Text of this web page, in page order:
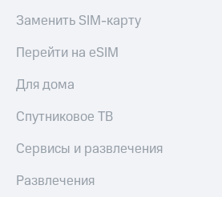
Заменить SIM-карту
Перейти на eSIM
Для дома
Спутниковое ТВ
Сервисы и развлечения
Развлечения